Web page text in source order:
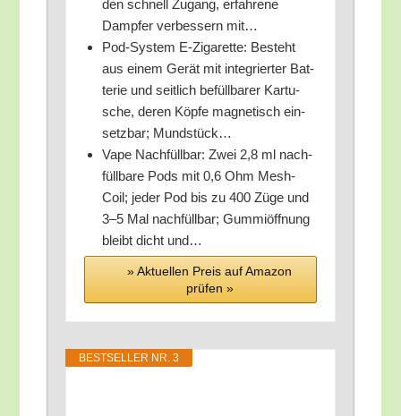
den schnell Zugang, erfah­re­ne
Damp­fer ver­bes­sern mit…
Pod-Sys­tem E‑Zigarette: Besteht
aus einem Gerät mit inte­grier­ter Bat­
te­rie und seit­lich befüll­ba­rer Kar­tu­
sche, deren Köp­fe magne­tisch ein­
setz­bar; Mundstück…
Vape Nach­füll­bar: Zwei 2,8 ml nach­
füll­ba­re Pods mit 0,6 Ohm Mesh-
Coil; jeder Pod bis zu 400 Züge und
3–5 Mal nach­füll­bar; Gum­mi­öff­nung
bleibt dicht und…
» Aktu­el­len Preis auf Ama­zon
prü­fen »
BEST­SEL­LER NR. 3